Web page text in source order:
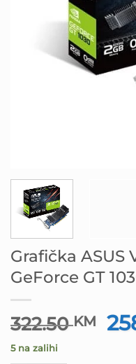
Grafička ASUS
GeForce GT
322.50KM
5 na zalihi